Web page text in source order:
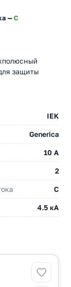
—C
защиты
IEK
Generica
10 A
2
C
4.5 кА